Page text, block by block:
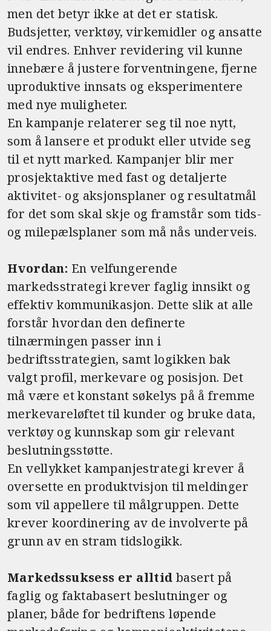
men det betyr ikke at det er statisk.
Budsjetter, verktøy, virkemidler og ansatte
vil endres. Enhver revidering vil kunne
innebære å justere forventningene, fjerne
uproduktive innsats og eksperimentere
med nye muligheter.
En kampanje relaterer seg til noe nytt,
som å lansere et produkt eller utvide seg
til et nytt marked. Kampanjer blir mer
prosjektaktive med fast og detaljerte
aktivitet- og aksjonsplaner og resultatmål
for det som skal skje og framstår som tids-
og milepælsplaner som må nås underveis.
Hvordan: En velfungerende
markedsstrategi krever faglig innsikt og
effektiv kommunikasjon. Dette slik at alle
forstår hvordan den definerte
tilnærmingen passer inn i
bedriftsstrategien, samt logikken bak
valgt profil, merkevare og posisjon. Det
må være et konstant søkelys på å fremme
merkevareløftet til kunder og bruke data,
verktøy og kunnskap som gir relevant
beslutningsstøtte.
En vellykket kampanjestrategi krever å
oversette en produktvisjon til meldinger
som vil appellere til målgruppen. Dette
krever koordinering av de involverte på
grunn av en stram tidslogikk.
Markedssuksess er alltid basert på
faglig og faktabasert beslutninger og
planer, både for bedriftens løpende